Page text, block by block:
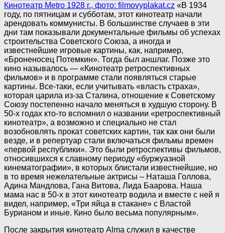
Кинотеатр Metro 1928 г., фото: filmovyplakat.cz «В 1934
году, по пятницам и субботам, этот кинотеатр начали
арендовать коммунисты. В большинстве случаев в эти
дни там показывали документальные фильмы об успехах
строительства Советского Союза, а иногда и
известнейшие игровые картины, как, например,
«Броненосец Потемкин». Тогда был аншлаг. Позже это
кино называлось — «Кинотеатр ретроспективных
фильмов» и в программе стали появляться старые
картины. Все-таки, если учитывать «власть страха»,
которая царила из-за Сталина, отношение к Советскому
Союзу постепенно начало меняться в худшую сторону. В
50-х годах кто-то вспомнил о названии «ретроспективный
кинотеатр», а возможно и специально не стал
возобновлять прокат советских картин, так как они были
везде, и в репертуар стали включаться фильмы времен
«первой республики». Это были ретроспективы фильмов,
относившихся к славному периоду «буржуазной
кинематографии», в которых блистали известнейшие, но
в то время нежелательные актрисы – Наташа Голлова,
Адина Мандлова, Гана Витова, Лида Баарова. Наша
мама нас в 50-х в этот кинотеатр водила и вместе с ней я
видел, например, «Три яйца в стакане» с Властой
Бурианом и иные. Кино было весьма популярным».
После закрытия кинотеатр Alma служил в качестве